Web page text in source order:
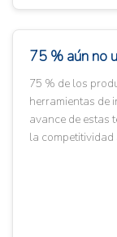
75 % aún no
75 % de los
herramientas de
avance de estas
la